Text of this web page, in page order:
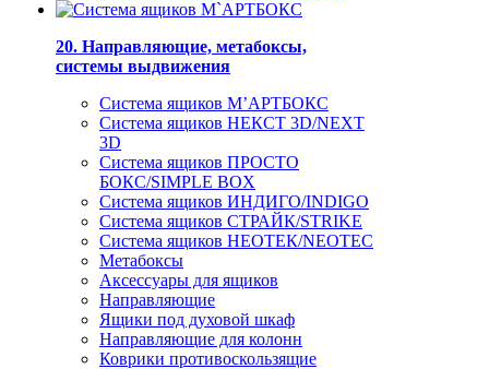
20. Направляющие, метабоксы,
системы выдвижения
Система ящиков М’АРТБОКС
Система ящиков НЕКСТ 3D/NEXT
3D
Система ящиков ПРОСТО
БОКС/SIMPLE BOX
Система ящиков ИНДИГО/INDIGO
Система ящиков СТРАЙК/STRIKE
Система ящиков НЕОТЕК/NEOTEC
Метабоксы
Аксессуары для ящиков
Направляющие
Ящики под духовой шкаф
Направляющие для колонн
Коврики противоскользящие